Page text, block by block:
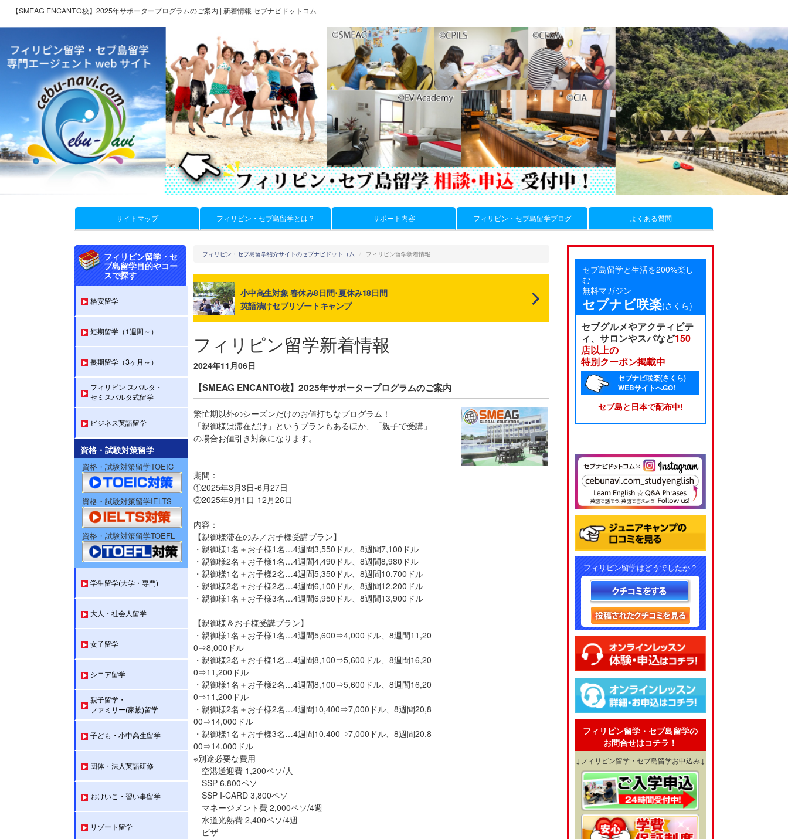
【SMEAG ENCANTO校】2025年サポータープログラムのご案内 | 新着情報 セブナビドットコム
サイトマップ フィリピン・セブ島留学とは？ サポート内容 フィリピン・セブ島留学ブログ よくある質問
フィリピン留学・セ
ブ島留学目的やコー
スで探す
格安留学
短期留学（1週間～）
長期留学（3ヶ月～）
フィリピン スパルタ・
セミスパルタ式留学
ビジネス英語留学
資格・試験対策留学
資格・試験対策留学TOEIC
資格・試験対策留学IELTS
資格・試験対策留学TOEFL
学生留学(大学・専門)
大人・社会人留学
女子留学
シニア留学
親子留学・
ファミリー(家族)留学
子ども・小中高生留学
団体・法人英語研修
おけいこ・習い事留学
リゾート留学
フィリピン・セブ島留学紹介サイトのセブナビドットコム フィリピン留学新着情報
小中高生対象 春休み8日間･夏休み18日間
英語漬けセブリゾートキャンプ
フィリピン留学新着情報
2024年11月06日
【SMEAG ENCANTO校】2025年サポータープログラムのご案内
繁忙期以外のシーズンだけのお値打ちなプログラム！
「親御様は滞在だけ」というプランもあるほか、「親子で受講」
の場合お値引き対象になります。
期間：
①2025年3月3日-6月27日
②2025年9月1日-12月26日
内容：
【親御様滞在のみ／お子様受講プラン】
・親御様1名＋お子様1名…4週間3,550ドル、8週間7,100ドル
・親御様2名＋お子様1名…4週間4,490ドル、8週間8,980ドル
・親御様1名＋お子様2名…4週間5,350ドル、8週間10,700ドル
・親御様2名＋お子様2名…4週間6,100ドル、8週間12,200ドル
・親御様1名＋お子様3名…4週間6,950ドル、8週間13,900ドル
【親御様＆お子様受講プラン】
・親御様1名＋お子様1名…4週間5,600⇒4,000ドル、8週間11,20
0⇒8,000ドル
・親御様2名＋お子様1名…4週間8,100⇒5,600ドル、8週間16,20
0⇒11,200ドル
・親御様1名＋お子様2名…4週間8,100⇒5,600ドル、8週間16,20
0⇒11,200ドル
・親御様2名＋お子様2名…4週間10,400⇒7,000ドル、8週間20,8
00⇒14,000ドル
・親御様1名＋お子様3名…4週間10,400⇒7,000ドル、8週間20,8
00⇒14,000ドル
※別途必要な費用
空港送迎費 1,200ペソ/人
SSP 6,800ペソ
SSP I-CARD 3,800ペソ
マネージメント費 2,000ペソ/4週
水道光熱費 2,400ペソ/4週
ビザ
セブ島留学と生活を200%楽し
む
無料マガジン
セブナビ咲楽(さくら)
セブグルメやアクティビテ
ィ、サロンやスパなど150
店以上の
特別クーポン掲載中
セブナビ咲楽(さくら)
WEBサイトへGO!
セブ島と日本で配布中!
フィリピン留学はどうでしたか？
フィリピン留学・セブ島留学の
お問合せはコチラ！
↓フィリピン留学・セブ島留学お申込み↓